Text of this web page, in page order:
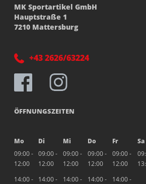
MK Sportartikel GmbH
Hauptstraße 1
7210 Mattersburg
+43 2626/63224
ÖFFNUNGSZEITEN
Mo Di Mi Do Fr
Sa
09:00 -
12:00
09:00 -
12:00
09:00 -
12:00
09:00 -
12:00
09:00 -
12:00
14:00 -
14:00 -
14:00 -
14:00 -
14:00 -